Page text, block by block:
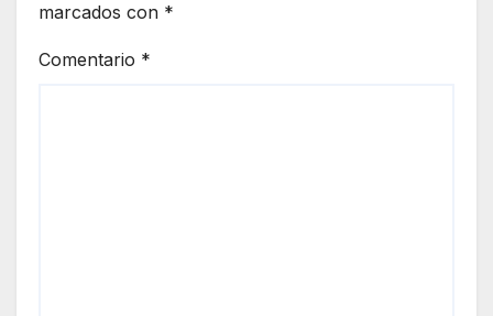
marcados con *
Comentario *